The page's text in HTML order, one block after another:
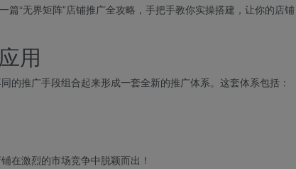
“无界矩阵”店铺推广全攻略，手把手教你实操搭建，让你的店铺
用
的推广手段组合起来形成一套全新的推广体系。这套体系包括：
在激烈的市场竞争中脱颖而出！